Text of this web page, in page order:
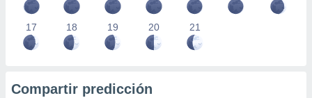
17 18 19 20 21
Compartir predicción